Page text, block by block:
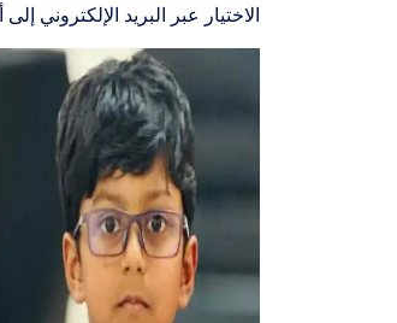
الاختيار عبر البريد الإلكتروني